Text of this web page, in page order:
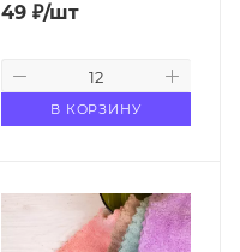
49₽/шт
В КОРЗИНУ